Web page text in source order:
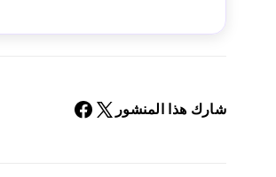
شارك هذا المنشور